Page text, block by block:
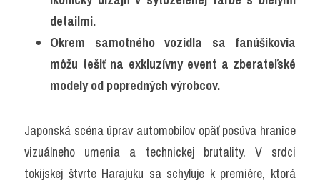
detailmi.
Okrem samotného vozidla sa fanúšikovia
môžu tešiť na exkluzívny event a zberateľské
modely od popredných výrobcov.
Japonská scéna úprav automobilov opäť posúva hranice
vizuálneho umenia a technickej brutality. V srdci
tokijskej štvrte Harajuku sa schyľuje k premiére, ktorá